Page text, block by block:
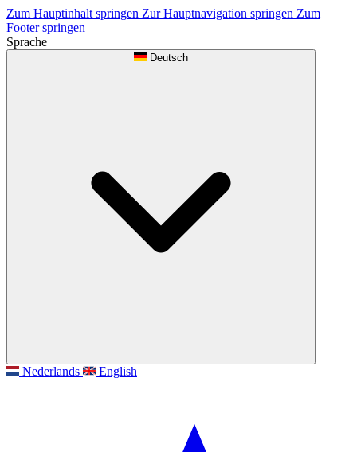
Zum Hauptinhalt springen Zur Hauptnavigation springen Zum
Footer springen
Sprache
Deutsch
Nederlands English